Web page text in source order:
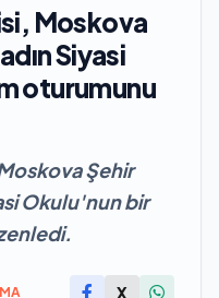
Moskova
Siyasi
oturumunu
Şehir
Okulu'nun bir
X